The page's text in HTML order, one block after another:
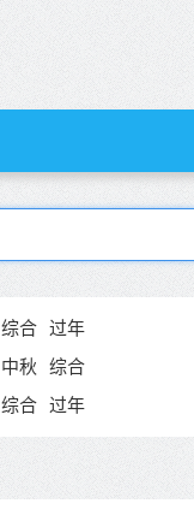
综合 过年
中秋
综合
综合 过年